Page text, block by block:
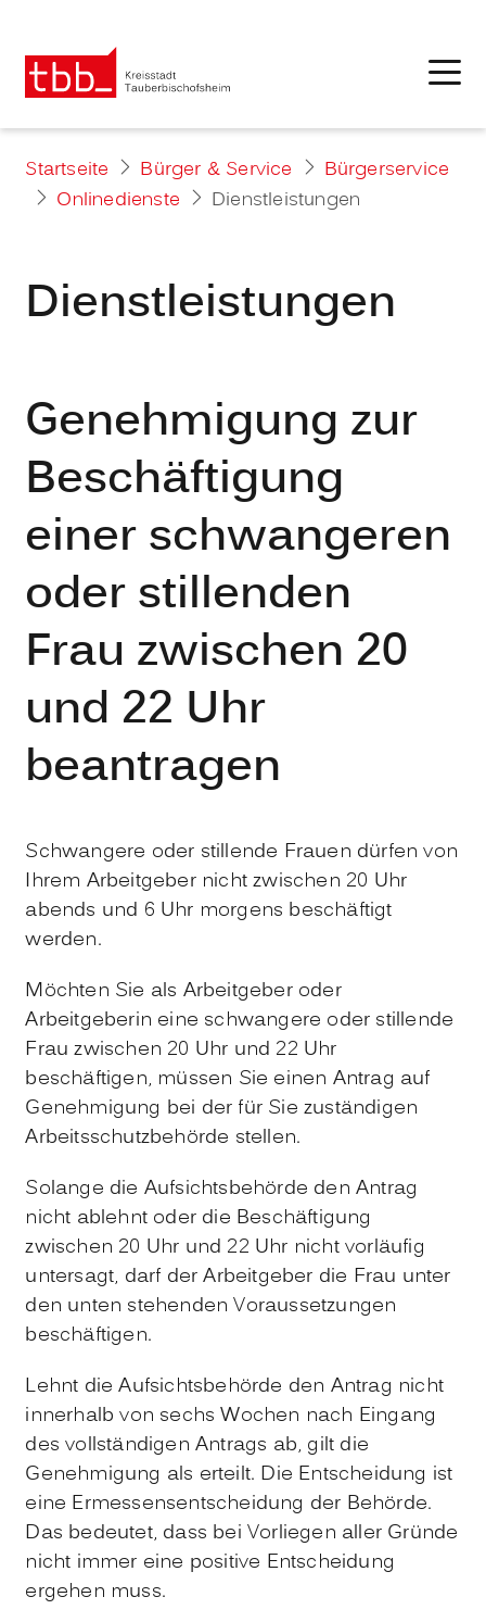
Startseite Bürger & Service
Bürgerservice
Onlinedienste
Dienstleistungen
Dienstleistungen
Genehmigung zur
Beschäftigung
einer schwangeren
oder stillenden
Frau zwischen 20
und 22 Uhr
beantragen
Schwangere oder stillende Frauen dürfen von
Ihrem Arbeitgeber nicht zwischen 20 Uhr
abends und 6 Uhr morgens beschäftigt
werden.
Möchten Sie als Arbeitgeber oder
Arbeitgeberin eine schwangere oder stillende
Frau zwischen 20 Uhr und 22 Uhr
beschäftigen, müssen Sie einen Antrag auf
Genehmigung bei der für Sie zuständigen
Arbeitsschutzbehörde stellen.
Solange die Aufsichtsbehörde den Antrag
nicht ablehnt oder die Beschäftigung
zwischen 20 Uhr und 22 Uhr nicht vorläufig
untersagt, darf der Arbeitgeber die Frau unter
den unten stehenden Voraussetzungen
beschäftigen.
Lehnt die Aufsichtsbehörde den Antrag nicht
innerhalb von sechs Wochen nach Eingang
des vollständigen Antrags ab, gilt die
Genehmigung als erteilt. Die Entscheidung ist
eine Ermessensentscheidung der Behörde.
Das bedeutet, dass bei Vorliegen aller Gründe
nicht immer eine positive Entscheidung
ergehen muss.